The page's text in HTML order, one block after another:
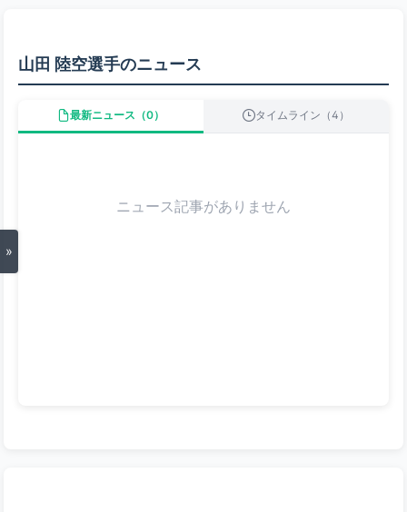
»
山田 陸空選手のニュース
最新ニュース（0） タイムライン（4）
ニュース記事がありません